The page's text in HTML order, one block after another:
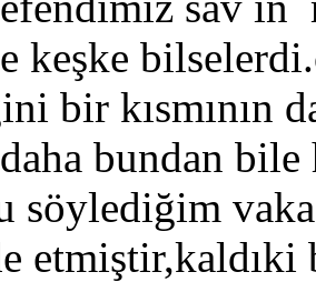
keşke
bir kısmının
bundan bile
söylediğim
etmiştir,kaldıki